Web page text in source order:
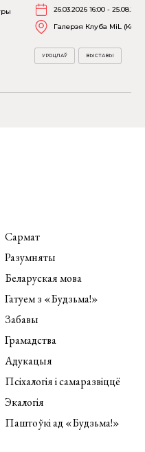
26.03.2026 16:00 -
Галерэя Клуба MiL
УРОЦЛАЎ ВЫСТАВЫ
Сармат
Разумняты
Беларуская мова
Гатуем з «Будзьма!»
Забавы
Грамадства
Адукацыя
Псіхалогія і самаразвіццё
Экалогія
Паштоўкі ад «Будзьма!»